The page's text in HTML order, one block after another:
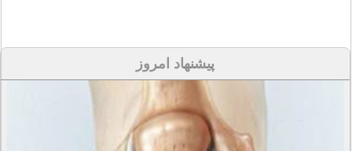
پیشنهاد امروز